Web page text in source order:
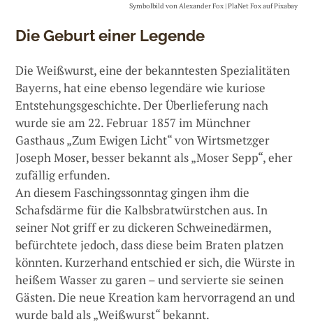
Symbolbild von Alexander Fox | PlaNet Fox auf Pixabay
Die Geburt einer Legende
Die Weißwurst, eine der bekanntesten Spezialitäten
Bayerns, hat eine ebenso legendäre wie kuriose
Entstehungsgeschichte. Der Überlieferung nach
wurde sie am 22. Februar 1857 im Münchner
Gasthaus „Zum Ewigen Licht“ von Wirtsmetzger
Joseph Moser, besser bekannt als „Moser Sepp“, eher
zufällig erfunden.
An diesem Faschingssonntag gingen ihm die
Schafsdärme für die Kalbsbratwürstchen aus. In
seiner Not griff er zu dickeren Schweinedärmen,
befürchtete jedoch, dass diese beim Braten platzen
könnten. Kurzerhand entschied er sich, die Würste in
heißem Wasser zu garen – und servierte sie seinen
Gästen. Die neue Kreation kam hervorragend an und
wurde bald als „Weißwurst“ bekannt.